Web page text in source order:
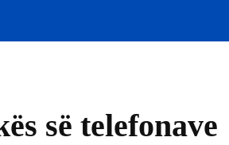
së telefonave